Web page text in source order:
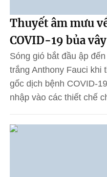
Thuyết âm mưu
COVID-19 bủa
Sóng gió bắt đầu ập
trắng Anthony Fauci khi
gốc dịch bệnh COVID-
nhập vào các thiết chế